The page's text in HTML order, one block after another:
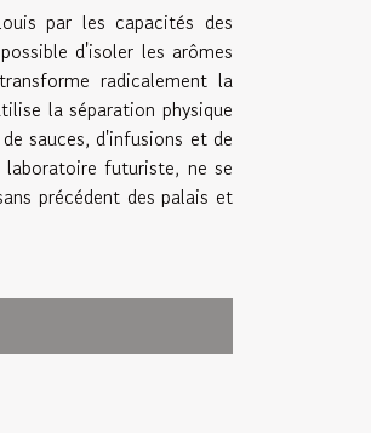
par les capacités des
d'isoler les arômes
radicalement la
la séparation physique
sauces, d'infusions et de
futuriste, ne se
précédent des palais et